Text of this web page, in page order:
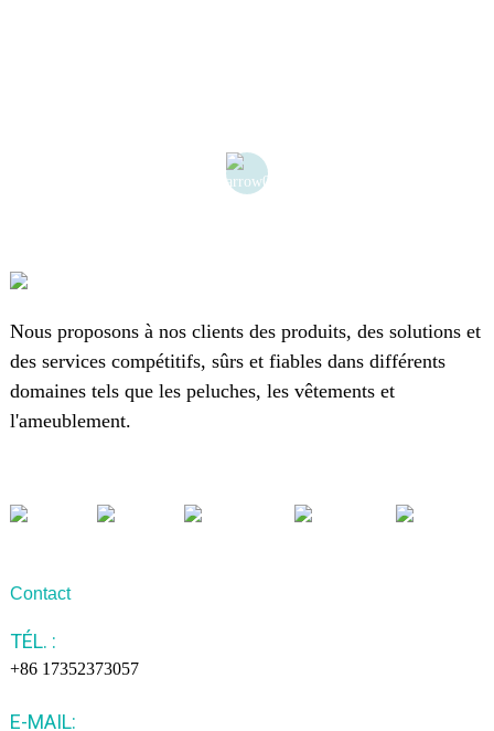
Nous proposons à nos clients des produits, des solutions et
des services compétitifs, sûrs et fiables dans différents
domaines tels que les peluches, les vêtements et
l'ameublement.
Contact
TÉL. :
+86 17352373057
E-MAIL: